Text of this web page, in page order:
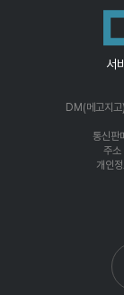
서
DM(메고지고)
통신
주
개인